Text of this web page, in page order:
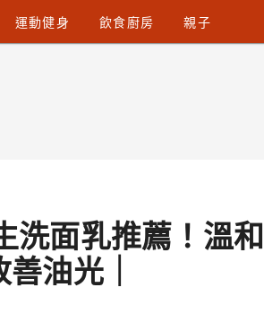
運動健身 飲食廚房 親子
洗面乳推薦！溫和
油光｜